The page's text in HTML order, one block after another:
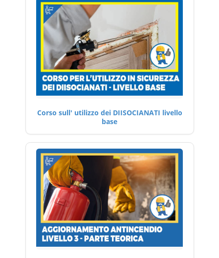
Corso sull' utilizzo dei DIISOCIANATI livello
base